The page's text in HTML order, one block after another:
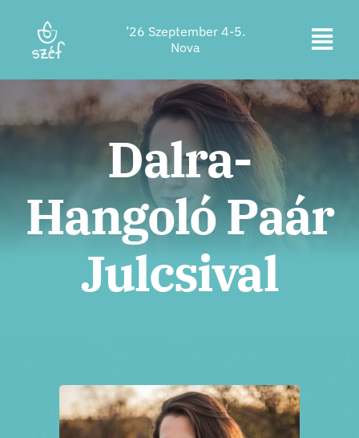
tartalomra
be
a
Jegyvásárlás
Program
Szállás
Rólunk
Kapcsolat
Helyszín
’26 Szeptember 4-5.
Nova
Dalra-
Hangoló Paár
Julcsival